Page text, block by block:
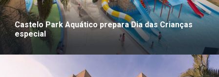
Castelo Park Aquático prepara Dia das Crianças
especial